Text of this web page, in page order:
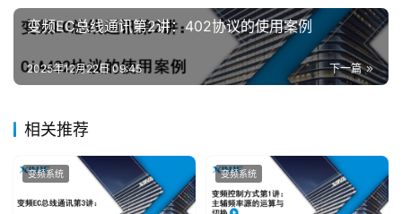
堂
专
题
问
社
区
变频EC总线通讯第2讲：402协议的使用案例
下一篇
2025年12月22日 09:45
相关推荐
变频系统 变频系统